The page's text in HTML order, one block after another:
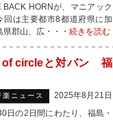
HORNが、マニアック
は主要都市8都道府県に加
郡山、広・・・ 続きを読む
of circleと対バン 福
楽ニュース
2025年8月21日
の2日間にわたり、福島・